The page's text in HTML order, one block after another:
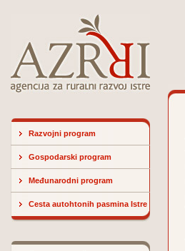
Razvojni program
Gospodarski program
Međunarodni program
Cesta autohtonih pasmina Istre